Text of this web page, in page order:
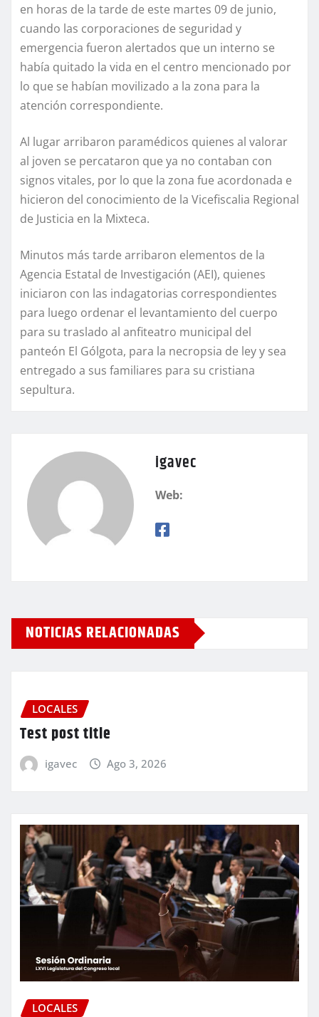
en horas de la tarde de este martes 09 de junio,
cuando las corporaciones de seguridad y
emergencia fueron alertados que un interno se
había quitado la vida en el centro mencionado por
lo que se habían movilizado a la zona para la
atención correspondiente.
Al lugar arribaron paramédicos quienes al valorar
al joven se percataron que ya no contaban con
signos vitales, por lo que la zona fue acordonada e
hicieron del conocimiento de la Vicefiscalia Regional
de Justicia en la Mixteca.
Minutos más tarde arribaron elementos de la
Agencia Estatal de Investigación (AEI), quienes
iniciaron con las indagatorias correspondientes
para luego ordenar el levantamiento del cuerpo
para su traslado al anfiteatro municipal del
panteón El Gólgota, para la necropsia de ley y sea
entregado a sus familiares para su cristiana
sepultura.
igavec
Web:
NOTICIAS RELACIONADAS
LOCALES
Test post title
igavec Ago 3, 2026
LOCALES